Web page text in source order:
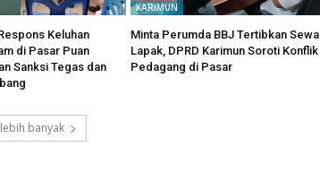
Keluhan
di Pasar Puan
Sanksi Tegas dan
KARIMUN
Minta Perumda BBJ Tertibkan Sewa
Lapak, DPRD Karimun Soroti Konflik
Pedagang di Pasar
banyak